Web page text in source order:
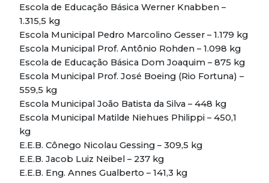
Escola de Educação Básica Werner Knabben –
1.315,5 kg
Escola Municipal Pedro Marcolino Gesser – 1.179 kg
Escola Municipal Prof. Antônio Rohden – 1.098 kg
Escola de Educação Básica Dom Joaquim – 875 kg
Escola Municipal Prof. José Boeing (Rio Fortuna) –
559,5 kg
Escola Municipal João Batista da Silva – 448 kg
Escola Municipal Matilde Niehues Philippi – 450,1
kg
E.E.B. Cônego Nicolau Gessing – 309,5 kg
E.E.B. Jacob Luiz Neibel – 237 kg
E.E.B. Eng. Annes Gualberto – 141,3 kg